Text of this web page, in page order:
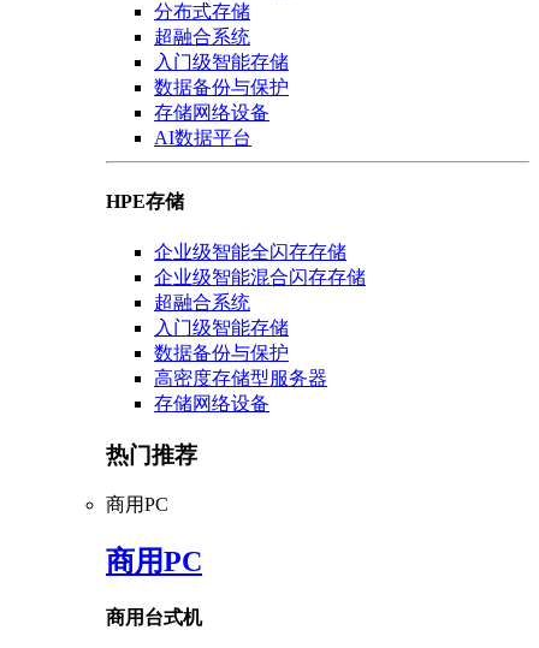
分布式存储
超融合系统
入门级智能存储
数据备份与保护
存储网络设备
AI数据平台
HPE存储
企业级智能全闪存存储
企业级智能混合闪存存储
超融合系统
入门级智能存储
数据备份与保护
高密度存储型服务器
存储网络设备
热门推荐
商用PC
商用PC
商用台式机